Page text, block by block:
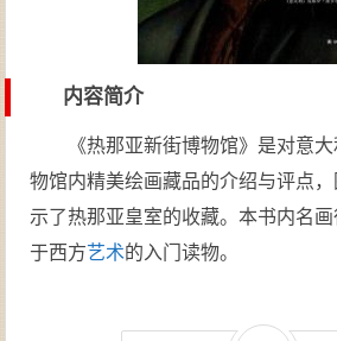
内容简介
《热那亚新街博物馆》是对意
物馆内精美绘画藏品的介绍与评点
示了热那亚皇室的收藏。本书内名
于西方艺术的入门读物。